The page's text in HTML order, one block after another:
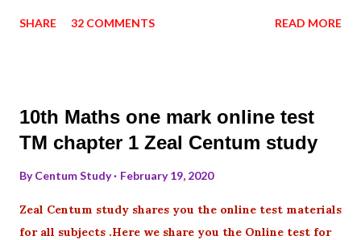
SHARE 32 COMMENTS READ MORE
10th Maths one mark online test
TM chapter 1 Zeal Centum study
ByCentum Study February 19, 2020
Zeal Centum study shares you the online test materials
for all subjects .Here we share you the Online test for